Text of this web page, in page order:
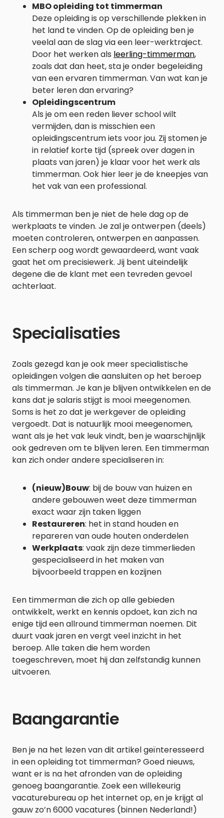
MBO opleiding tot timmerman
Deze opleiding is op verschillende plekken in
het land te vinden. Op de opleiding ben je
veelal aan de slag via een leer-werktraject.
Door het werken als leerling-timmerman,
zoals dat dan heet, sta je onder begeleiding
van een ervaren timmerman. Van wat kan je
beter leren dan ervaring?
Opleidingscentrum
Als je om een reden liever school wilt
vermijden, dan is misschien een
opleidingscentrum iets voor jou. Zij stomen je
in relatief korte tijd (spreek over dagen in
plaats van jaren) je klaar voor het werk als
timmerman. Ook hier leer je de kneepjes van
het vak van een professional.
Als timmerman ben je niet de hele dag op de
werkplaats te vinden. Je zal je ontwerpen (deels)
moeten controleren, ontwerpen en aanpassen.
Een scherp oog wordt gewaardeerd, want vaak
gaat het om precisiewerk. Jij bent uiteindelijk
degene die de klant met een tevreden gevoel
achterlaat.
Specialisaties
Zoals gezegd kan je ook meer specialistische
opleidingen volgen die aansluiten op het beroep
als timmerman. Je kan je blijven ontwikkelen en de
kans dat je salaris stijgt is mooi meegenomen.
Soms is het zo dat je werkgever de opleiding
vergoedt. Dat is natuurlijk mooi meegenomen,
want als je het vak leuk vindt, ben je waarschijnlijk
ook gedreven om te blijven leren. Een timmerman
kan zich onder andere specialiseren in:
(nieuw)Bouw: bij de bouw van huizen en
andere gebouwen weet deze timmerman
exact waar zijn taken liggen
Restaureren: het in stand houden en
repareren van oude houten onderdelen
Werkplaats: vaak zijn deze timmerlieden
gespecialiseerd in het maken van
bijvoorbeeld trappen en kozijnen
Een timmerman die zich op alle gebieden
ontwikkelt, werkt en kennis opdoet, kan zich na
enige tijd een allround timmerman noemen. Dit
duurt vaak jaren en vergt veel inzicht in het
beroep. Alle taken die hem worden
toegeschreven, moet hij dan zelfstandig kunnen
uitvoeren.
Baangarantie
Ben je na het lezen van dit artikel geïnteresseerd
in een opleiding tot timmerman? Goed nieuws,
want er is na het afronden van de opleiding
genoeg baangarantie. Zoek een willekeurig
vacaturebureau op het internet op, en je krijgt al
gauw zo’n 6000 vacatures (binnen Nederland!)